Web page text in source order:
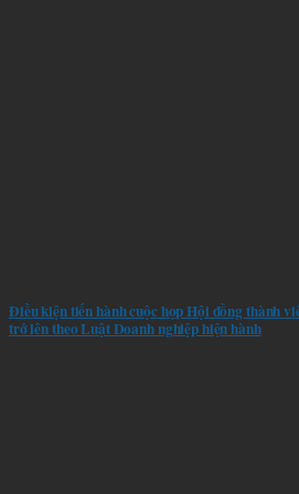
Điều kiện tiến hành cuộc họp Hội đồng thành
trở lên theo Luật Doanh nghiệp hiện hành